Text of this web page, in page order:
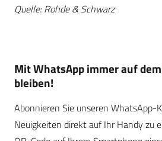
Quelle: Rohde & Schwarz
Mit WhatsApp immer auf
bleiben!
Abonnieren Sie unseren WhatsApp-
Neuigkeiten direkt auf Ihr Handy zu